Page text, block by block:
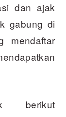
dan ajak
gabung di
mendaftar
berikut